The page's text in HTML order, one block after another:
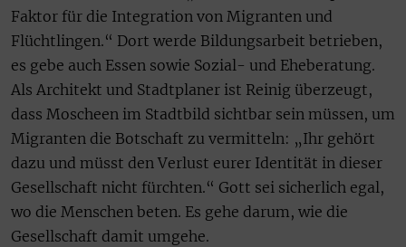
Faktor für die Integration von Migranten und
Flüchtlingen.“ Dort werde Bildungsarbeit betrieben,
es gebe auch Essen sowie Sozial- und Eheberatung.
Als Architekt und Stadtplaner ist Reinig überzeugt,
dass Moscheen im Stadtbild sichtbar sein müssen, um
Migranten die Botschaft zu vermitteln: „Ihr gehört
dazu und müsst den Verlust eurer Identität in dieser
Gesellschaft nicht fürchten.“ Gott sei sicherlich egal,
wo die Menschen beten. Es gehe darum, wie die
Gesellschaft damit umgehe.